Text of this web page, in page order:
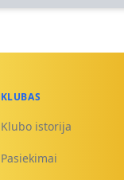
KLUBAS
Klubo istorija
Pasiekimai